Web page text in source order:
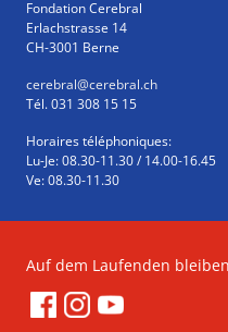
Fondation Cerebral
Erlachstrasse 14
CH-3001 Berne
cerebral@cerebral.ch
Tél. 031 308 15 15
Horaires téléphoniques:
Lu-Je: 08.30-11.30 / 14.00-16.45
Ve: 08.30-11.30
Auf dem Laufenden bleiben